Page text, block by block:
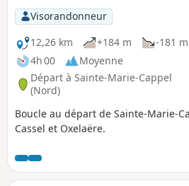
Visorandonneur
12,26 km
+184 m
-181 m
4h 00
Moyenne
Départ à Sainte-Marie-Cappel
(Nord)
Boucle au départ de Sainte-Marie-
Cassel et Oxelaëre.